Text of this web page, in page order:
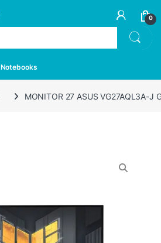
0
Notebooks
MONITOR 27 ASUS VG27AQL3A-J